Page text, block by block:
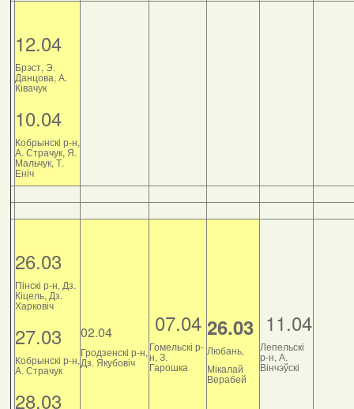
12.04
Брэст, Э.
Данцова, А.
Ківачук
10.04
Кобрынскі р-н,
А. Страчук, Я.
Мальчук, Т.
Еніч
26.03
Пінскі р-н, Дз.
Кіцель, Дз.
Харковіч
27.03
Кобрынскі р-н,
А. Страчук
28.03
02.04
Гродзенскі р-н,
Дз. Якубовіч
07.04
Гомельскі р-
н, З.
Гарошка
26.03
Любань,
Мікалай
Верабей
11.04
Лепельскі
р-н, А.
Вінчэўскі